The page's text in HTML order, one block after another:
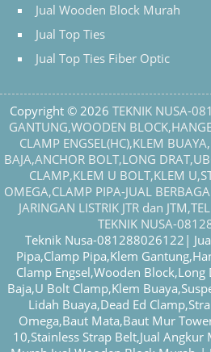
Jual Wooden Block Murah
Jual Top Ties
Jual Top Ties Fiber Optic
Copyright © 2026 TEKNIK NUSA-
GANTUNG,WOODEN
CLAMP ENGSEL(HC),KLEM
BAJA,ANCHOR BOLT,LONG
CLAMP,KLEM U BOLT,KLEM
OMEGA,CLAMP PIPA-JUAL
JARINGAN LISTRIK JTR dan
TEKNIK NUSA-
Teknik Nusa-081288026122|
Pipa,Clamp Pipa,Klem
Clamp Engsel,Wooden
Baja,U Bolt Clamp,Klem
Lidah Buaya,Dead Ed
Omega,Baut Mata,Baut Mur
10,Stainless Strap Belt,Jual Angkur